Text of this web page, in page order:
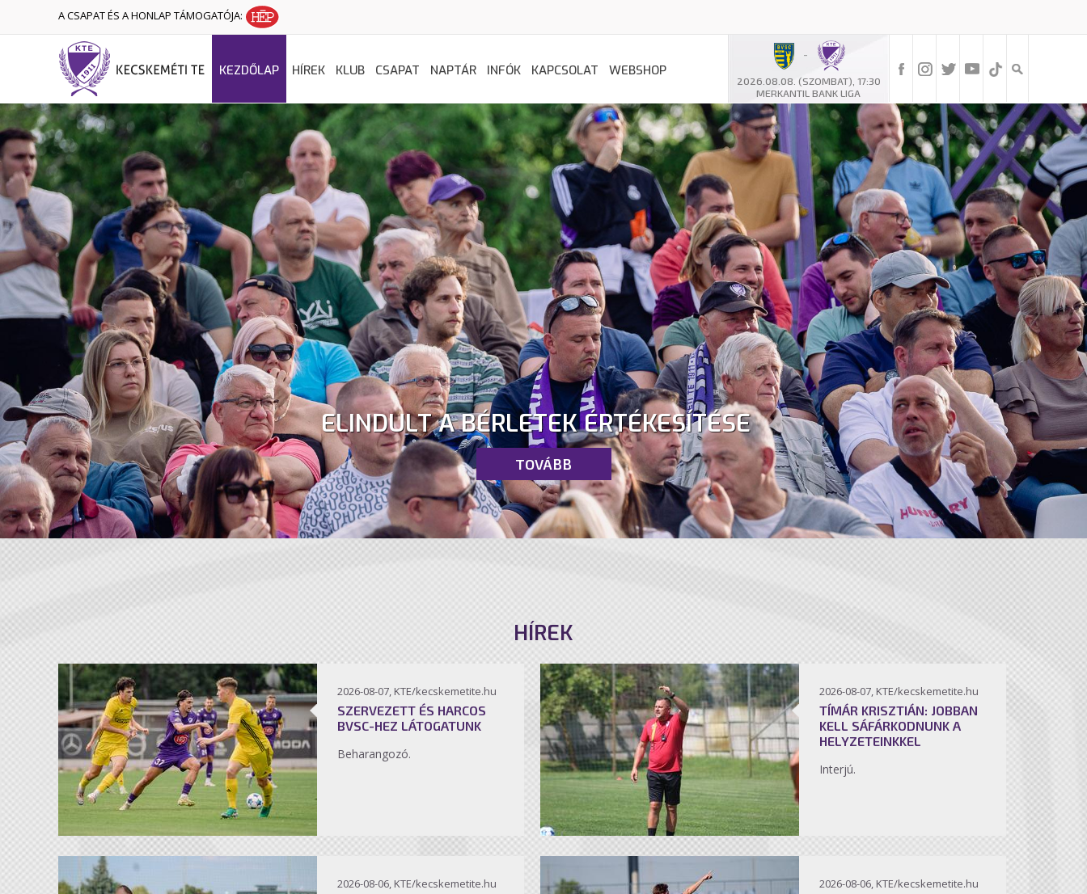
A CSAPAT ÉS A HONLAP TÁMOGATÓJA:
-
2026.08.08. (SZOMBAT), 17:30
MERKANTIL BANK LIGA
KEZDŐLAP HÍREK KLUB CSAPAT NAPTÁR INFÓK KAPCSOLAT WEBSHOP
ELINDULT A BÉRLETEK ÉRTÉKESÍTÉSE
TOVÁBB
HÍREK
2026-08-07, KTE/kecskemetite.hu
SZERVEZETT ÉS HARCOS
BVSC-HEZ LÁTOGATUNK
Beharangozó.
2026-08-07, KTE/kecskemetite.hu
TÍMÁR KRISZTIÁN: JOBBAN
KELL SÁFÁRKODNUNK A
HELYZETEINKKEL
Interjú.
2026-08-06, KTE/kecskemetite.hu 2026-08-06, KTE/kecskemetite.hu